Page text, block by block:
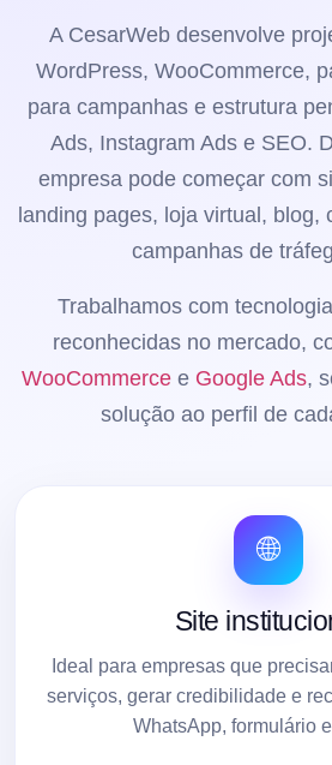
A CesarWeb desenvolve
WordPress, WooCommerce,
para campanhas e estrutura
Ads, Instagram Ads e SEO.
empresa pode começar com
landing pages, loja virtual, blog,
campanhas de
Trabalhamos com
reconhecidas no mercado,
WooCommercee Google Ads,
solução ao perfil de
🌐
Site
Ideal para empresas que
serviços, gerar credibilidade e
WhatsApp, formulário